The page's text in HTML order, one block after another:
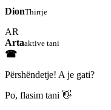
DionThirrje
AR
Artaaktive tani
☎
Përshëndetje! A je gati?
Po, flasim tani 👋